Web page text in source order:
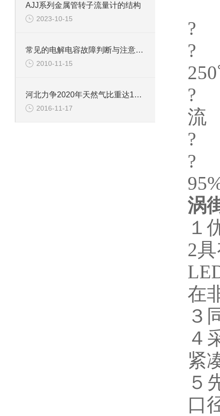
AJJ系列金属管转子流量计的结构
2023-10-15
常见的电解电容故障判断与注意事项
2010-11-15
河北力争2020年天然气比重达11%以上
2016-11-17
?
?
?
流
?
?
涡
１
2
在
３
４
紧
５
口